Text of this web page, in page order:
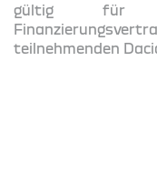
gültig für
teilnehmenden